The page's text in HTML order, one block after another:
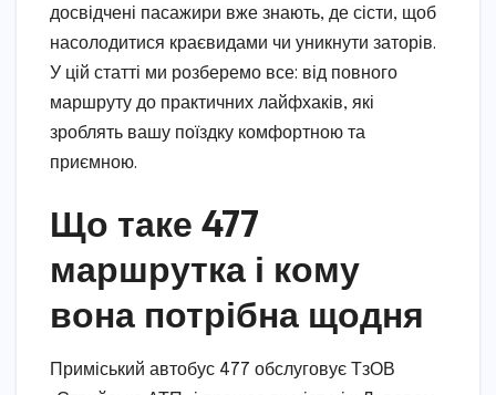
досвідчені пасажири вже знають, де сісти, щоб
насолодитися краєвидами чи уникнути заторів.
У цій статті ми розберемо все: від повного
маршруту до практичних лайфхаків, які
зроблять вашу поїздку комфортною та
приємною.
Що таке 477
маршрутка і кому
вона потрібна щодня
Приміський автобус 477 обслуговує ТзОВ